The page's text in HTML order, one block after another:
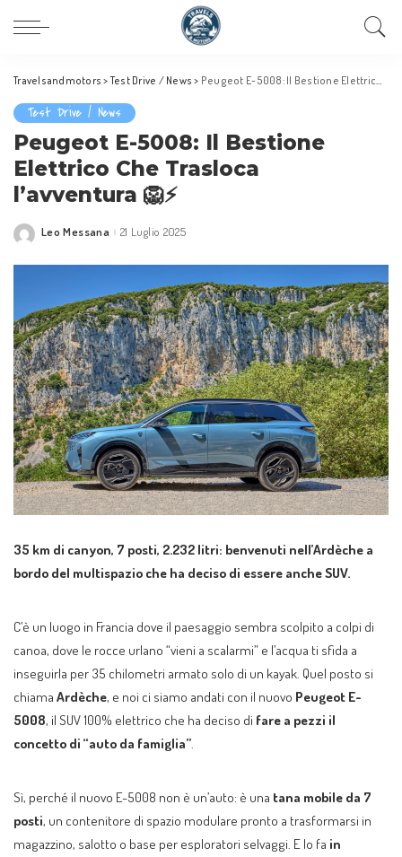
Travelsandmotors >Test Drive / News > Peugeot E-5008: Il Bestione Elettrico Che Trasloca l’avventura 🦁⚡
Test Drive / News
Peugeot E-5008: Il Bestione
Elettrico Che Trasloca
l’avventura 🦁⚡
Posted
Leo Messana 21 Luglio 2025
35 km di canyon, 7 posti, 2.232 litri: benvenuti nell’Ardèche a
bordo del multispazio che ha deciso di essere anche SUV.
C’è un luogo in Francia dove il paesaggio sembra scolpito a colpi di
canoa, dove le rocce urlano “vieni a scalarmi” e l’acqua ti sfida a
inseguirla per 35 chilometri armato solo di un kayak. Quel posto si
chiama Ardèche, e noi ci siamo andati con il nuovo Peugeot E-
5008, il SUV 100% elettrico che ha deciso di fare a pezzi il
concetto di “auto da famiglia”.
Sì, perché il nuovo E-5008 non è un’auto: è una tana mobile da 7
posti, un contenitore di spazio modulare pronto a trasformarsi in
magazzino, salotto o base per esploratori selvaggi. E lo fa in